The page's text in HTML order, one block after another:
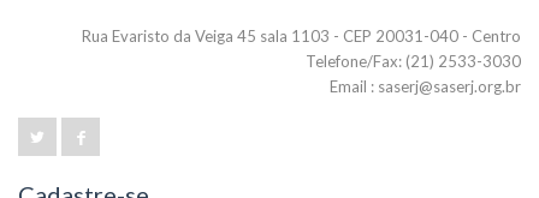
Rua Evaristo da Veiga 45 sala 1103 - CEP 20031-040 - Centro
Telefone/Fax: (21) 2533-3030
Email : saserj@saserj.org.br